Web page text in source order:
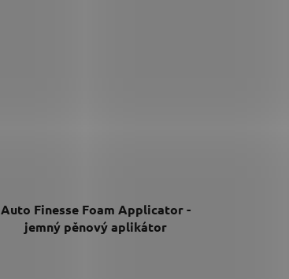
Auto Finesse Foam Applicator -
jemný pěnový aplikátor